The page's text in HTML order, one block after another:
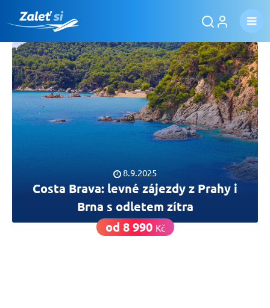
8.9.2025
Costa Brava: levné zájezdy z Prahy i
Brna s odletem zítra
od 8 990 Kč